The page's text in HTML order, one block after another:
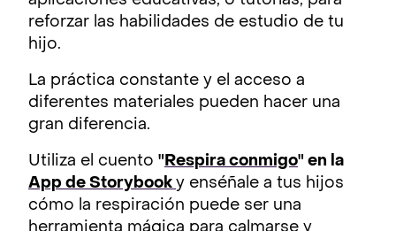
reforzar las habilidades de estudio de tu
hijo.
La práctica constante y el acceso a
diferentes materiales pueden hacer una
gran diferencia.
Utiliza el cuento " Respira conmigo" en la
App de Storybook y enséñale a tus hijos
cómo la respiración puede ser una
herramienta mágica para calmarse y